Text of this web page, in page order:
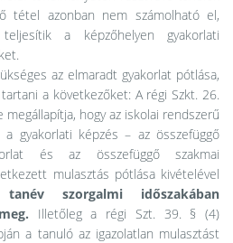
tétel azonban nem számolható el,
a képzőhelyen gyakorlati
az elmaradt gyakorlat pótlása,
a következőket: A régi Szkt. 26.
megállapítja, hogy az iskolai rendszerű
a gyakorlati képzés – az összefüggő
és az összefüggő szakmai
mulasztás pótlása kivételével
szorgalmi időszakában
Illetőleg a régi Szt. 39. § (4)
a tanuló az igazolatlan mulasztást